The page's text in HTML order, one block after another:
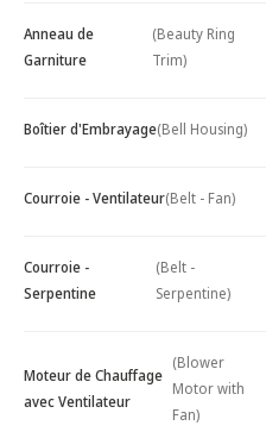
Anneau de
Garniture
(Beauty Ring
Trim)
Boîtier d'Embrayage(Bell Housing)
Courroie - Ventilateur(Belt - Fan)
Courroie -
Serpentine
(Belt -
Serpentine)
Moteur de Chauffage
avec Ventilateur
(Blower
Motor with
Fan)